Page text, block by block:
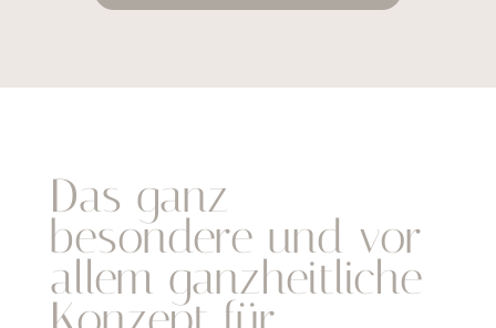
Das ganz
besondere und vor
allem ganzheitliche